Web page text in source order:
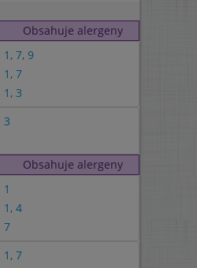
Obsahuje alergeny
1 , 7, 9
1 , 7
1 , 3
3
Obsahuje alergeny
1
1 , 4
7
1 , 7